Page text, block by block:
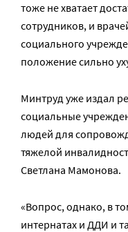
тоже не хватает
сотрудников, и
социального
положение сильно
Минтруд уже издал
социальные
людей для
тяжелой
Светлана Мамонова.
«Вопрос, однако, в
интернатах и ДДИ и